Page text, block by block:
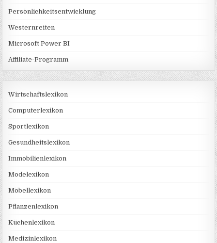
Persönlichkeitsentwicklung
Westernreiten
Microsoft Power BI
Affiliate-Programm
Wirtschaftslexikon
Computerlexikon
Sportlexikon
Gesundheitslexikon
Immobilienlexikon
Modelexikon
Möbellexikon
Pflanzenlexikon
Küchenlexikon
Medizinlexikon